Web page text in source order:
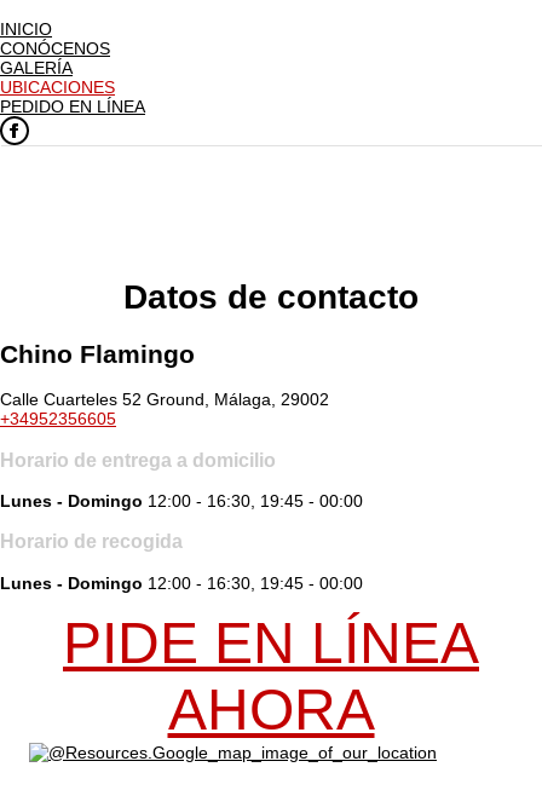
INICIO
CONÓCENOS
GALERÍA
UBICACIONES
PEDIDO EN LÍNEA
Datos de contacto
Chino Flamingo
Calle Cuarteles 52 Ground, Málaga, 29002
+34952356605
Horario de entrega a domicilio
Lunes - Domingo 12:00 - 16:30, 19:45 - 00:00
Horario de recogida
Lunes - Domingo 12:00 - 16:30, 19:45 - 00:00
PIDE EN LÍNEA
AHORA